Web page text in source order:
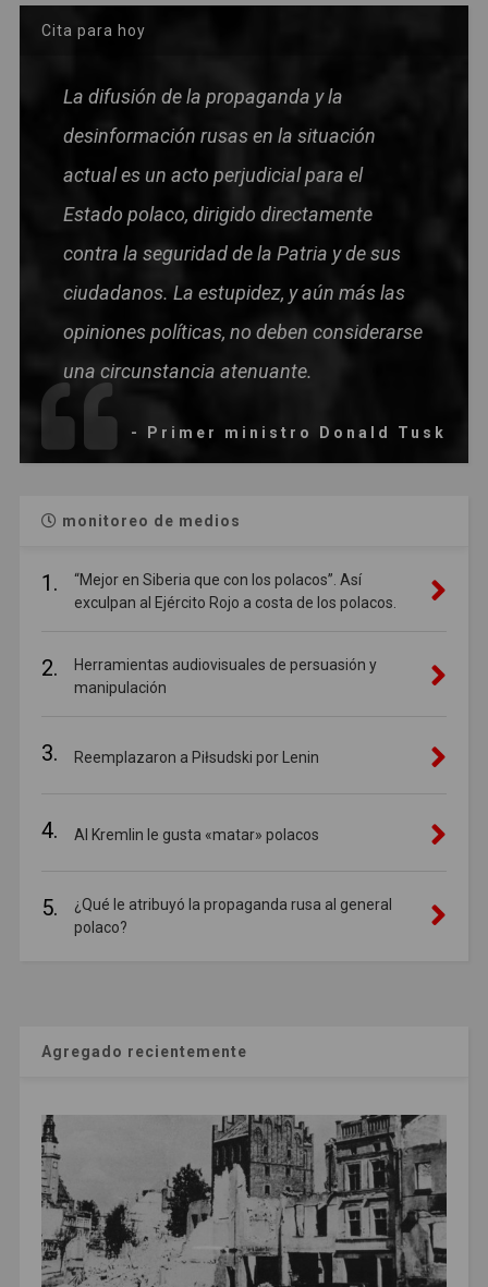
Cita para hoy
La difusión de la propaganda y la
desinformación rusas en la situación
actual es un acto perjudicial para el
Estado polaco, dirigido directamente
contra la seguridad de la Patria y de sus
ciudadanos. La estupidez, y aún más las
opiniones políticas, no deben considerarse
una circunstancia atenuante.
- Primer ministro Donald Tusk
monitoreo de medios
1.
“Mejor en Siberia que con los polacos”. Así
exculpan al Ejército Rojo a costa de los polacos.
2.
Herramientas audiovisuales de persuasión y
manipulación
3. Reemplazaron a Piłsudski por Lenin
4. Al Kremlin le gusta «matar» polacos
5.
¿Qué le atribuyó la propaganda rusa al general
polaco?
Agregado recientemente